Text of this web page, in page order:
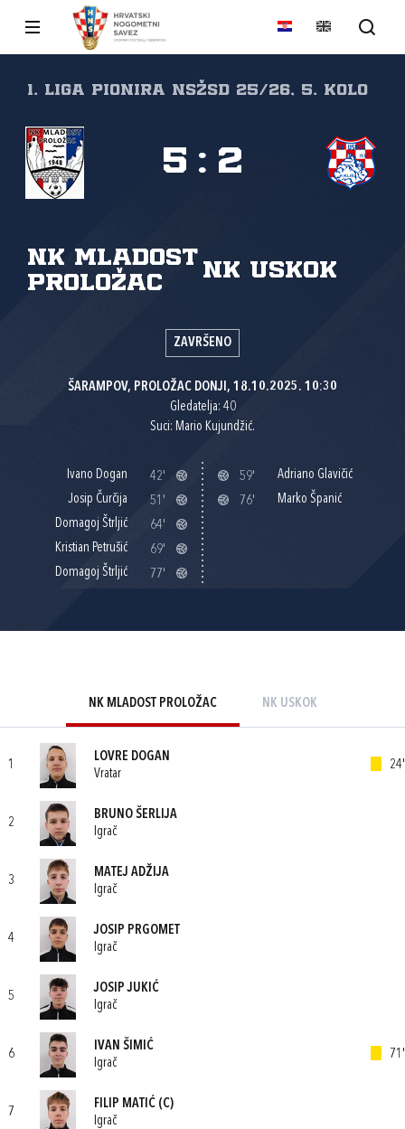
1. liga pionira NSŽSD 25/26, 5. kolo
NK Mladost
Proložac
NK Uskok
5 : 2
ZAVRŠENO
ŠARAMPOV, PROLOŽAC DONJI, 18.10.2025. 10:30
Gledatelja: 40
Suci: Mario Kujundžić.
Ivano Dogan
42'
Josip Čurčija
51'
Domagoj Štrljić
64'
Kristian Petrušić
69'
Domagoj Štrljić
77'
59'
Adriano Glavičić
76'
Marko Španić
NK MLADOST PROLOŽAC NK USKOK
1
LOVRE DOGAN
Vratar
24'
2
BRUNO ŠERLIJA
Igrač
3
MATEJ ADŽIJA
Igrač
4
JOSIP PRGOMET
Igrač
5
JOSIP JUKIĆ
Igrač
6
IVAN ŠIMIĆ
Igrač
71'
7
FILIP MATIĆ (C)
Igrač